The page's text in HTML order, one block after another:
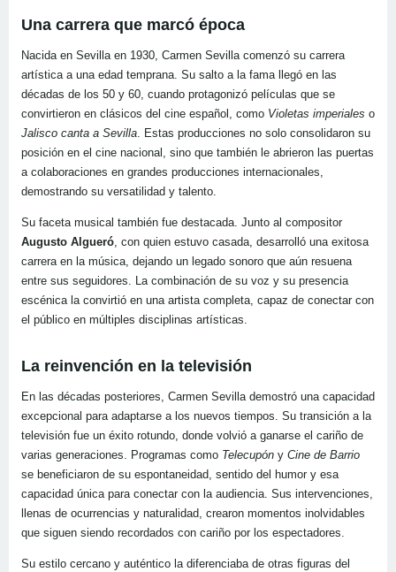
Una carrera que marcó época
Nacida en Sevilla en 1930, Carmen Sevilla comenzó su carrera
artística a una edad temprana. Su salto a la fama llegó en las
décadas de los 50 y 60, cuando protagonizó películas que se
convirtieron en clásicos del cine español, como Violetas imperiales o
Jalisco canta a Sevilla. Estas producciones no solo consolidaron su
posición en el cine nacional, sino que también le abrieron las puertas
a colaboraciones en grandes producciones internacionales,
demostrando su versatilidad y talento.
Su faceta musical también fue destacada. Junto al compositor
Augusto Algueró, con quien estuvo casada, desarrolló una exitosa
carrera en la música, dejando un legado sonoro que aún resuena
entre sus seguidores. La combinación de su voz y su presencia
escénica la convirtió en una artista completa, capaz de conectar con
el público en múltiples disciplinas artísticas.
La reinvención en la televisión
En las décadas posteriores, Carmen Sevilla demostró una capacidad
excepcional para adaptarse a los nuevos tiempos. Su transición a la
televisión fue un éxito rotundo, donde volvió a ganarse el cariño de
varias generaciones. Programas como Telecupón y Cine de Barrio
se beneficiaron de su espontaneidad, sentido del humor y esa
capacidad única para conectar con la audiencia. Sus intervenciones,
llenas de ocurrencias y naturalidad, crearon momentos inolvidables
que siguen siendo recordados con cariño por los espectadores.
Su estilo cercano y auténtico la diferenciaba de otras figuras del